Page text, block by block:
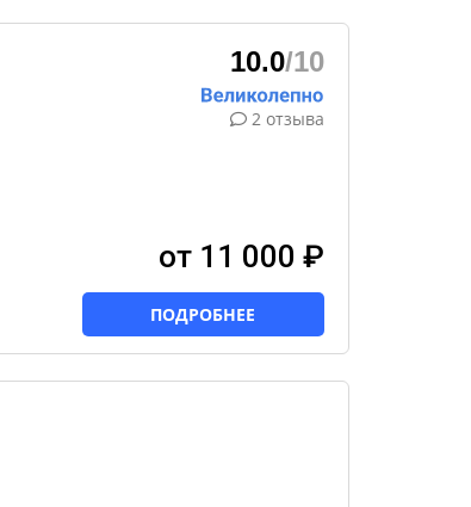
10.0/10
2 отзыва
от 11 000 ₽
ПОДРОБНЕЕ